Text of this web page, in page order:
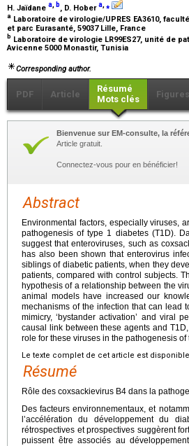
H. Jaïdane a, b, D. Hobera,⁎
a Laboratoire de virologie/UPRES EA3610,
et parc Eurasanté, 59037 Lille, France
b Laboratoire de virologie LR99ES27, unité de
Avicenne 5000 Monastir, Tunisia
Corresponding author.
PDF Article
Résumé
Mots clés
Figures
Bienvenue sur EM-consulte, la
Article gratuit.
Connectez-vous pour en bénéficier!
Abstract
Environmental factors, especially viruses,
pathogenesis of type 1 diabetes (T1D).
suggest that enteroviruses, such as
has also been shown that enterovirus
siblings of diabetic patients, when they
patients, compared with control subjects.
hypothesis of a relationship between the
animal models have increased our
mechanisms of the infection that can lead
mimicry, ‘bystander activation’ and viral
causal link between these agents and
role for these viruses in the pathogenesis
Le texte complet de cet article est disponible
Résumé
Rôle des coxsackievirus B4 dans la
Des facteurs environnementaux, et
l’accélération du développement du
rétrospectives et prospectives suggèrent
puissent être associés au